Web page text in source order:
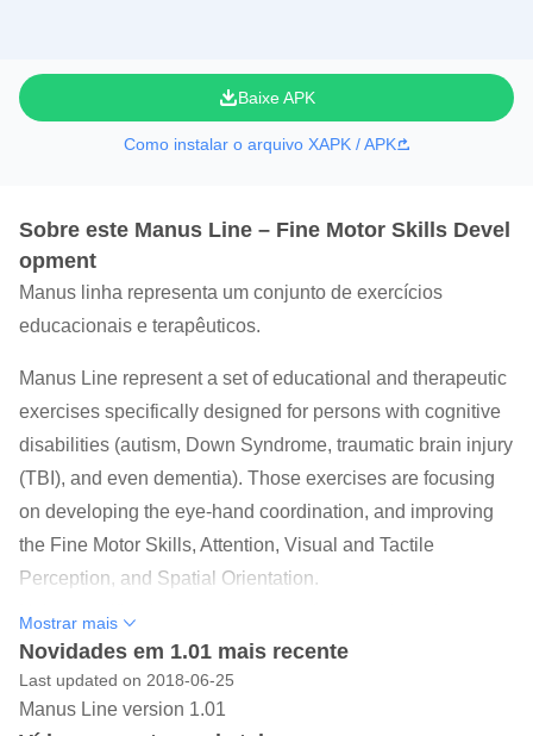
Baixe APK
Como instalar o arquivo XAPK / APK
Sobre este Manus Line – Fine Motor Skills Devel
opment
Manus linha representa um conjunto de exercícios
educacionais e terapêuticos.
Manus Line represent a set of educational and therapeutic
exercises specifically designed for persons with cognitive
disabilities (autism, Down Syndrome, traumatic brain injury
(TBI), and even dementia). Those exercises are focusing
on developing the eye-hand coordination, and improving
the Fine Motor Skills, Attention, Visual and Tactile
Perception, and Spatial Orientation.
levels to be repeatable and engaging. Each level begins
with a replay, that reinforce the idea of repeating the
exercises.
Mostrar mais
Novidades em 1.01 mais recente
Last updated on 2018-06-25
Manus Line version 1.01